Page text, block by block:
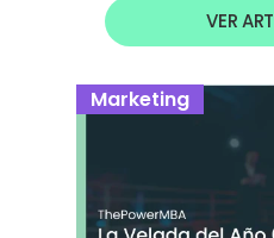
VER
Marketing